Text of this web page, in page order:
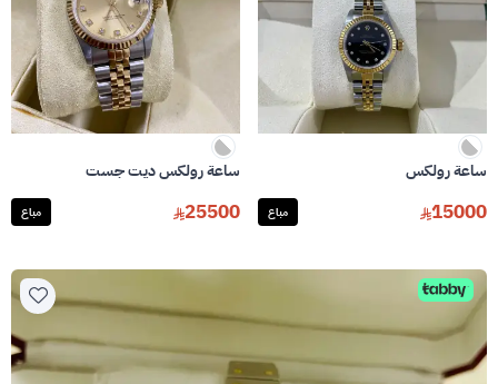
ساعة رولكس
15000 مباع
ساعة رولكس ديت جست
25500 مباع